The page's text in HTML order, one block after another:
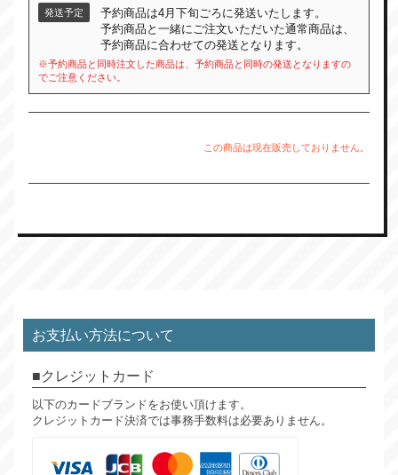
発送予定
予約商品は4月下旬ごろに発送いたします。
予約商品と一緒にご注文いただいた通常商品は、
予約商品に合わせての発送となります。
※予約商品と同時注文した商品は、予約商品と同時の発送となりますの
でご注意ください。
この商品は現在販売しておりません。
お支払い方法について
クレジットカード
以下のカードブランドをお使い頂けます。
クレジットカード決済では事務手数料は必要ありません。